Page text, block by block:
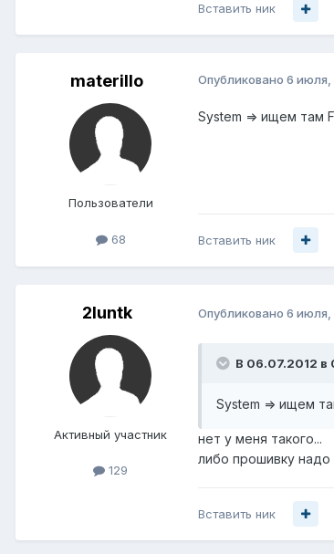
Вставить ник
materillo
Пользователи
68
Опубликовано 6 июля,
System => ищем там
Вставить ник
2luntk
Активный участник
129
Опубликовано 6 июля,
В 06.07.2012 в
System => ищем
нет у меня такого...
либо прошивку надо
Вставить ник